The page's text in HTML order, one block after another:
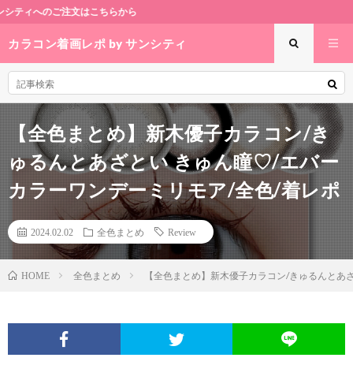
から
カラコン着画レポ by サンシティ
【全色まとめ】新木優子カラコン/き
ゅるんとあざとい きゅん瞳♡/エバー
カラーワンデーミリモア/全色/着レポ
2024.02.02 全色まとめ Review
HOME 全色まとめ 【全色まとめ】新木優子カラコン/きゅるんと